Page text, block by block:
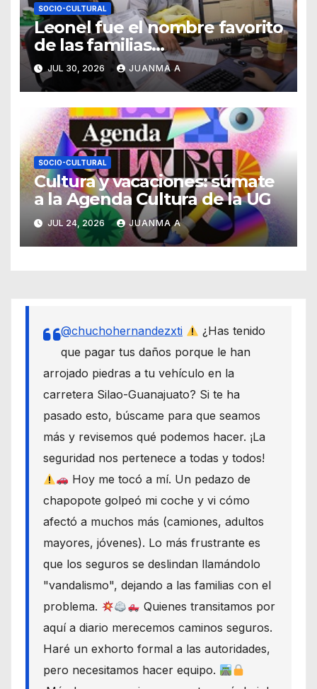
SOCIO-CULTURAL
Leonel fue el nombre favorito
de las familias
guanajuatenses
JUL 30, 2026 JUANMA A
SOCIO-CULTURAL
Cultura y vacaciones: súmate
a la Agenda Cultura de la UG
JUL 24, 2026 JUANMA A
@chuchohernandezxti
¿Has tenido
que pagar tus daños porque le han
arrojado piedras a tu vehículo en la
carretera Silao-Guanajuato? Si te ha
pasado esto, búscame para que seamos
más y revisemos qué podemos hacer. ¡La
seguridad nos pertenece a todas y todos!
Hoy me tocó a mí. Un pedazo de
chapopote golpeó mi coche y vi cómo
afectó a muchos más (camiones, adultos
mayores, jóvenes). Lo más frustrante es
que los seguros se deslindan llamándolo
"vandalismo", dejando a las familias con el
problema.
Quienes transitamos por
aquí a diario merecemos caminos seguros.
Haré un exhorto formal a las autoridades,
pero necesitamos hacer equipo.